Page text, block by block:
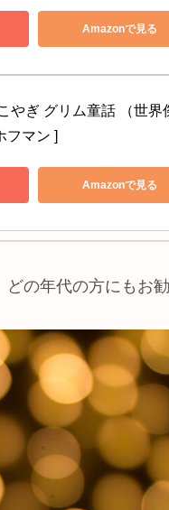
Amazonで見る
やぎ グリム童話 （世界
フマン ]
Amazonで見る
の年代の方にもお勧